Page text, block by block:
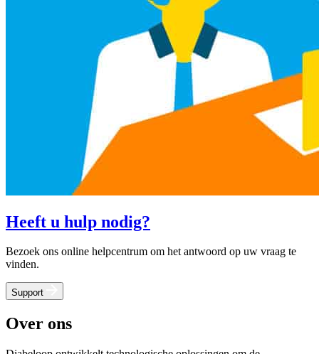
Heeft u hulp nodig?
Bezoek ons online helpcentrum om het antwoord op uw vraag te
vinden.
Support
Over ons